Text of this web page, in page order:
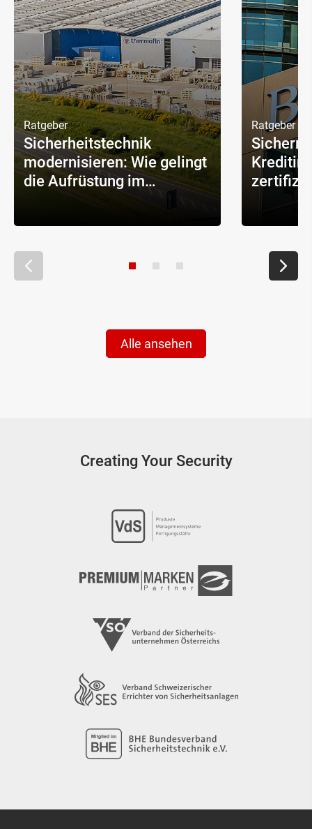
Ratgeber
Sicherheitstechnik
modernisieren: Wie gelingt
die Aufrüstung im
laufenden Betrieb?
Ratgeber
Sichern
Alle ansehen
Creating Your Security